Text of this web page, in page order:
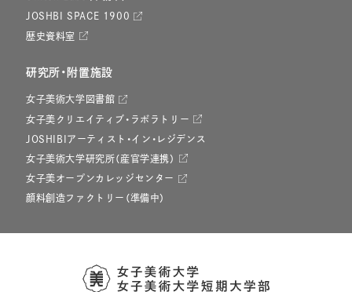
JOSHBI SPACE 1900
歴史資料室
研究所・附置施設
女子美術大学図書館
女子美クリエイティブ・ラボラトリー
JOSHIBIアーティスト・イン・レジデンス
女子美術大学研究所（産官学連携）
女子美オープンカレッジセンター
顔料創造ファクトリー（準備中）